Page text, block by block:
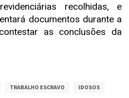
recolhidas, e
documentos durante a
as conclusões da
TRABALHO ESCRAVO IDOSOS